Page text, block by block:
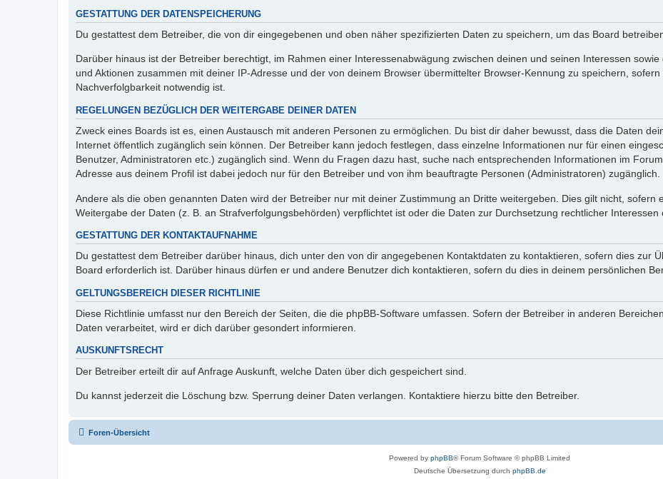
GESTATTUNG DER DATENSPEICHERUNG
Du gestattest dem Betreiber, die von dir eingegebenen und oben näher spezifizierten Daten zu speichern, um das Board
Darüber hinaus ist der Betreiber berechtigt, im Rahmen einer Interessenabwägung zwischen deinen und seinen Interessen
und Aktionen zusammen mit deiner IP-Adresse und der von deinem Browser übermittelter Browser-Kennung zu speichern,
Nachverfolgbarkeit notwendig ist.
REGELUNGEN BEZÜGLICH DER WEITERGABE DEINER DATEN
Zweck eines Boards ist es, einen Austausch mit anderen Personen zu ermöglichen. Du bist dir daher bewusst, dass die Daten
Internet öffentlich zugänglich sein können. Der Betreiber kann jedoch festlegen, dass einzelne Informationen nur für einen
Benutzer, Administratoren etc.) zugänglich sind. Wenn du Fragen dazu hast, suche nach entsprechenden Informationen im
Adresse aus deinem Profil ist dabei jedoch nur für den Betreiber und von ihm beauftragte Personen (Administratoren) zugänglich.
Andere als die oben genannten Daten wird der Betreiber nur mit deiner Zustimmung an Dritte weitergeben. Dies gilt nicht, sofern
Weitergabe der Daten (z. B. an Strafverfolgungsbehörden) verpflichtet ist oder die Daten zur Durchsetzung rechtlicher Interessen
GESTATTUNG DER KONTAKTAUFNAHME
Du gestattest dem Betreiber darüber hinaus, dich unter den von dir angegebenen Kontaktdaten zu kontaktieren, sofern dies zur
Board erforderlich ist. Darüber hinaus dürfen er und andere Benutzer dich kontaktieren, sofern du dies in deinem persönlichen
GELTUNGSBEREICH DIESER RICHTLINIE
Diese Richtlinie umfasst nur den Bereich der Seiten, die die phpBB-Software umfassen. Sofern der Betreiber in anderen
Daten verarbeitet, wird er dich darüber gesondert informieren.
AUSKUNFTSRECHT
Der Betreiber erteilt dir auf Anfrage Auskunft, welche Daten über dich gespeichert sind.
Du kannst jederzeit die Löschung bzw. Sperrung deiner Daten verlangen. Kontaktiere hierzu bitte den Betreiber.
Foren-Übersicht
Powered by phpBB® Forum Software © phpBB Limited
Deutsche Übersetzung durch phpBB.de